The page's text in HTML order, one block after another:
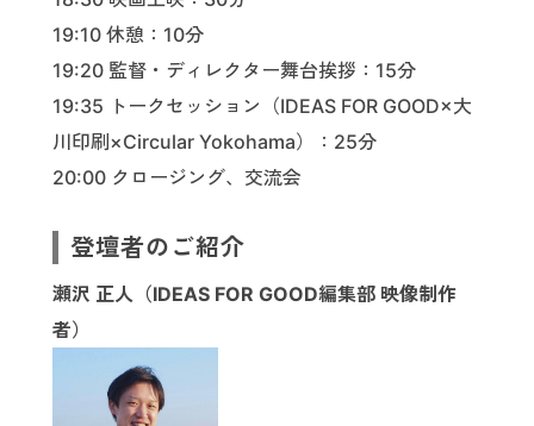
19:10 休憩：10分
19:20 監督・ディレクター舞台挨拶：15分
19:35 トークセッション（IDEAS FOR GOOD×大
川印刷×Circular Yokohama）：25分
20:00 クロージング、交流会
登壇者のご紹介
瀬沢 正人（IDEAS FOR GOOD編集部 映像制作
者）